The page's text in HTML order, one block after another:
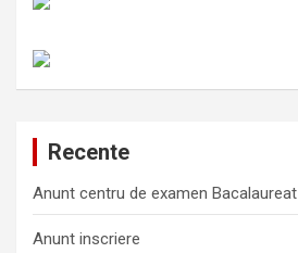
Recente
Anunt centru de examen Bacalaureat
Anunt inscriere